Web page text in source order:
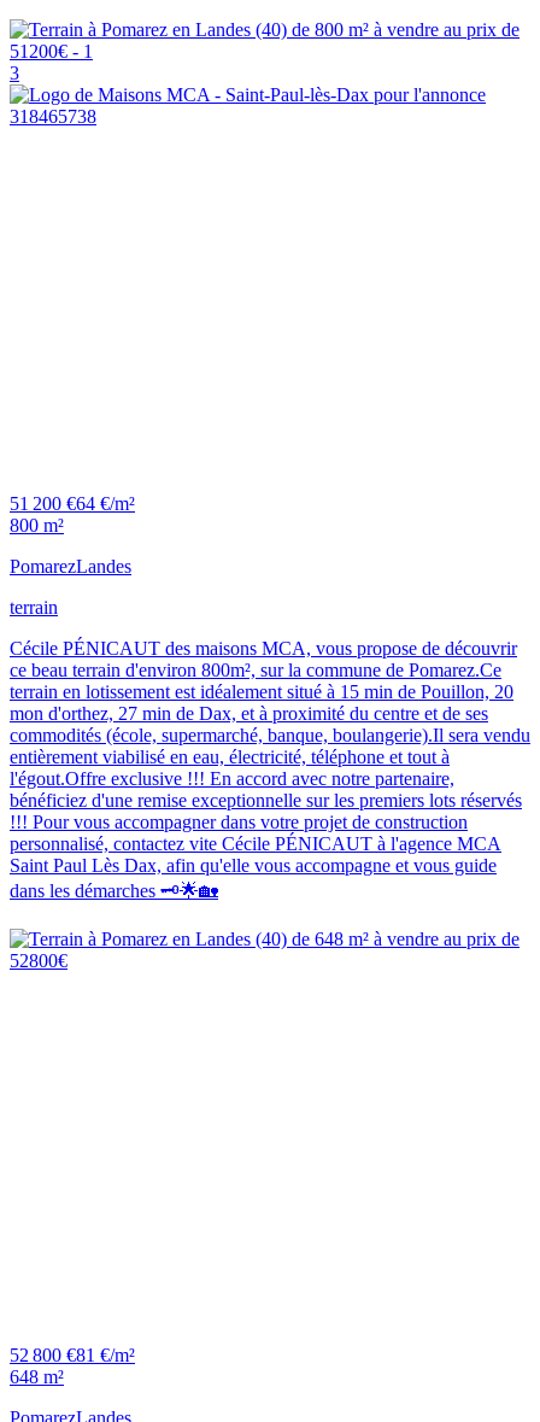
3
51 200 €64 €/m²
800 m²
PomarezLandes
terrain
Cécile PÉNICAUT des maisons MCA, vous propose de découvrir
ce beau terrain d'environ 800m², sur la commune de Pomarez.Ce
terrain en lotissement est idéalement situé à 15 min de Pouillon, 20
mon d'orthez, 27 min de Dax, et à proximité du centre et de ses
commodités (école, supermarché, banque, boulangerie).Il sera vendu
entièrement viabilisé en eau, électricité, téléphone et tout à
l'égout.Offre exclusive !!! En accord avec notre partenaire,
bénéficiez d'une remise exceptionnelle sur les premiers lots réservés
!!! Pour vous accompagner dans votre projet de construction
personnalisé, contactez vite Cécile PÉNICAUT à l'agence MCA
Saint Paul Lès Dax, afin qu'elle vous accompagne et vous guide
dans les démarches 🗝️🌟🏡
52 800 €81 €/m²
648 m²
PomarezLandes